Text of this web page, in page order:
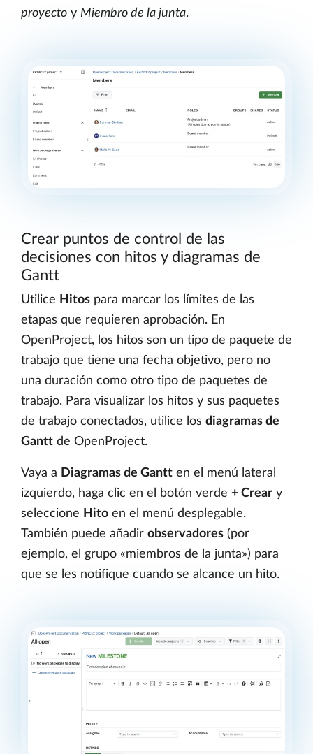
proyecto y Miembro de la junta.
Crear puntos de control de las
decisiones con hitos y diagramas de
Gantt
Utilice Hitos para marcar los límites de las
etapas que requieren aprobación. En
OpenProject, los hitos son un tipo de paquete de
trabajo que tiene una fecha objetivo, pero no
una duración como otro tipo de paquetes de
trabajo. Para visualizar los hitos y sus paquetes
de trabajo conectados, utilice los diagramas de
Gantt de OpenProject.
Vaya a Diagramas de Gantt en el menú lateral
izquierdo, haga clic en el botón verde + Crear y
seleccione Hito en el menú desplegable.
También puede añadir observadores (por
ejemplo, el grupo «miembros de la junta») para
que se les notifique cuando se alcance un hito.